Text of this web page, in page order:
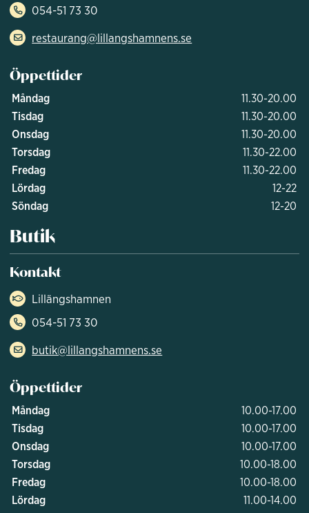
054-51 73 30
restaurang@lillangshamnens.se
Öppettider
Måndag
11.30-20.00
Tisdag
11.30-20.00
Onsdag
11.30-20.00
Torsdag
11.30-22.00
Fredag
11.30-22.00
Lördag
12-22
Söndag
12-20
Butik
Kontakt
Lillängshamnen
054-51 73 30
butik@lillangshamnens.se
Öppettider
Måndag
10.00-17.00
Tisdag
10.00-17.00
Onsdag
10.00-17.00
Torsdag
10.00-18.00
Fredag
10.00-18.00
Lördag
11.00-14.00